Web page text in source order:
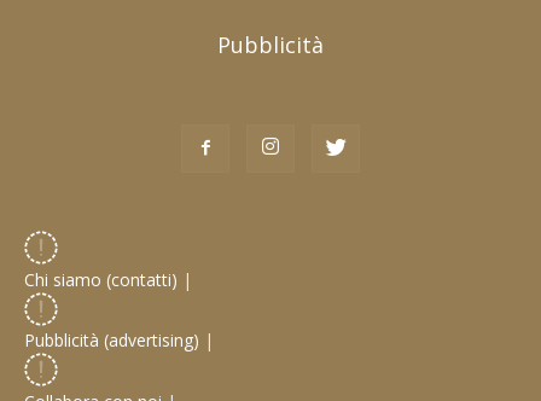
Pubblicità
Chi siamo (contatti) |
Pubblicità (advertising) |